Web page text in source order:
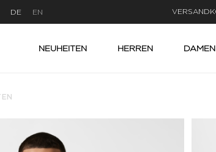
DE EN
NEUHEITEN HERREN DAMEN